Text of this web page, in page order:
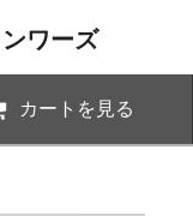
ワーズ
カートを見る